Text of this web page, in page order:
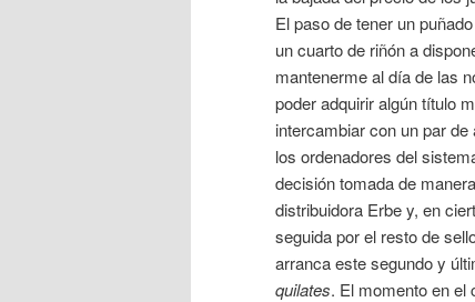
El paso de tener un
un cuarto de riñón a
mantenerme al día de las
poder adquirir algún título
intercambiar con un par de
los ordenadores del
decisión tomada de
distribuidora Erbe y, en
seguida por el resto de
arranca este segundo y
quilates. El momento en el